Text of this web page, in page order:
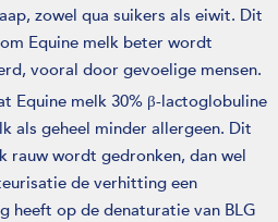
zowel qua suikers als eiwit. Dit
Equine melk beter wordt
vooral door gevoelige mensen.
Equine melk 30% β-lactoglobuline
als geheel minder allergeen. Dit
rauw wordt gedronken, dan wel
de verhitting een
heeft op de denaturatie van BLG